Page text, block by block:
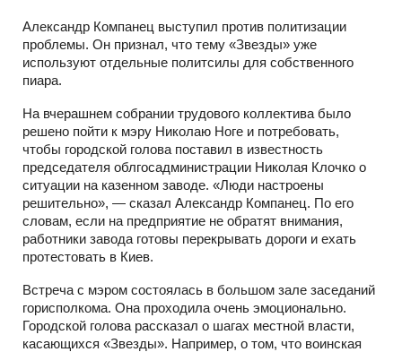
Александр Компанец выступил против политизации
проблемы. Он признал, что тему «Звезды» уже
используют отдельные политсилы для собственного
пиара.
На вчерашнем собрании трудового коллектива было
решено пойти к мэру Николаю Ноге и потребовать,
чтобы городской голова поставил в известность
председателя облгосадминистрации Николая Клочко о
ситуации на казенном заводе. «Люди настроены
решительно», — сказал Александр Компанец. По его
словам, если на предприятие не обратят внимания,
работники завода готовы перекрывать дороги и ехать
протестовать в Киев.
Встреча с мэром состоялась в большом зале заседаний
горисполкома. Она проходила очень эмоционально.
Городской голова рассказал о шагах местной власти,
касающихся «Звезды». Например, о том, что воинская